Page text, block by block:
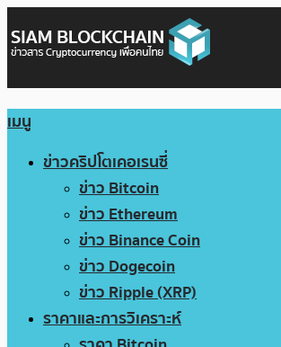
เมนู
ข่าวคริปโตเคอเรนซี่
ข่าว Bitcoin
ข่าว Ethereum
ข่าว Binance Coin
ข่าว Dogecoin
ข่าว Ripple (XRP)
ราคาและการวิเคราะห์